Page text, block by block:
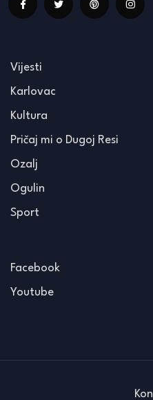
Vijesti
Karlovac
Kultura
Pričaj mi o Dugoj Resi
Ozalj
Ogulin
Sport
Facebook
Youtube